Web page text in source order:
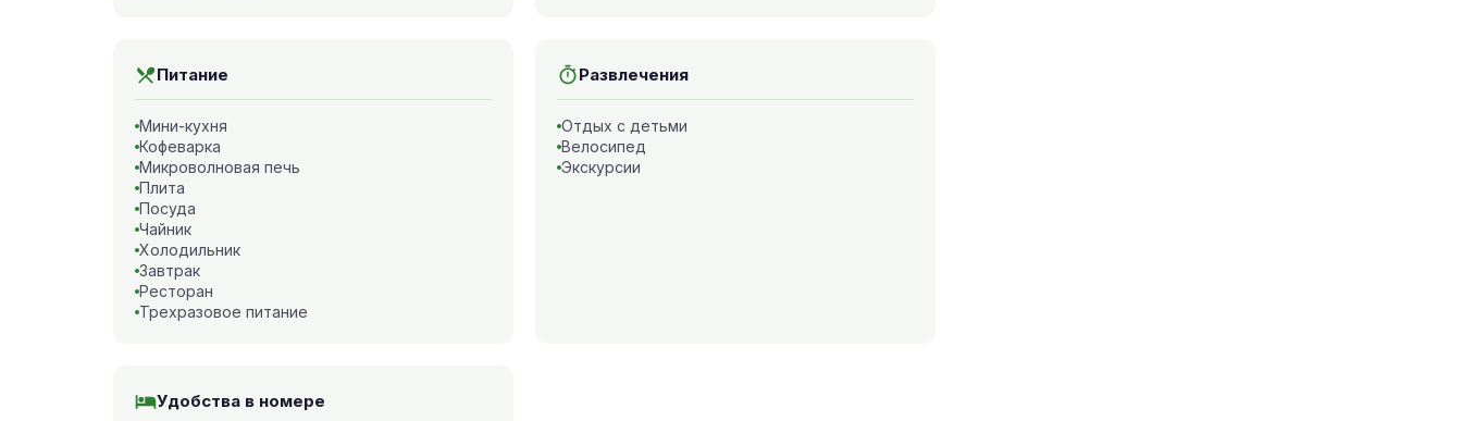
Питание
Мини-кухня
Кофеварка
Микроволновая печь
Плита
Посуда
Чайник
Холодильник
Завтрак
Ресторан
Трехразовое питание
Развлечения
Отдых с детьми
Велосипед
Экскурсии
Удобства в номере